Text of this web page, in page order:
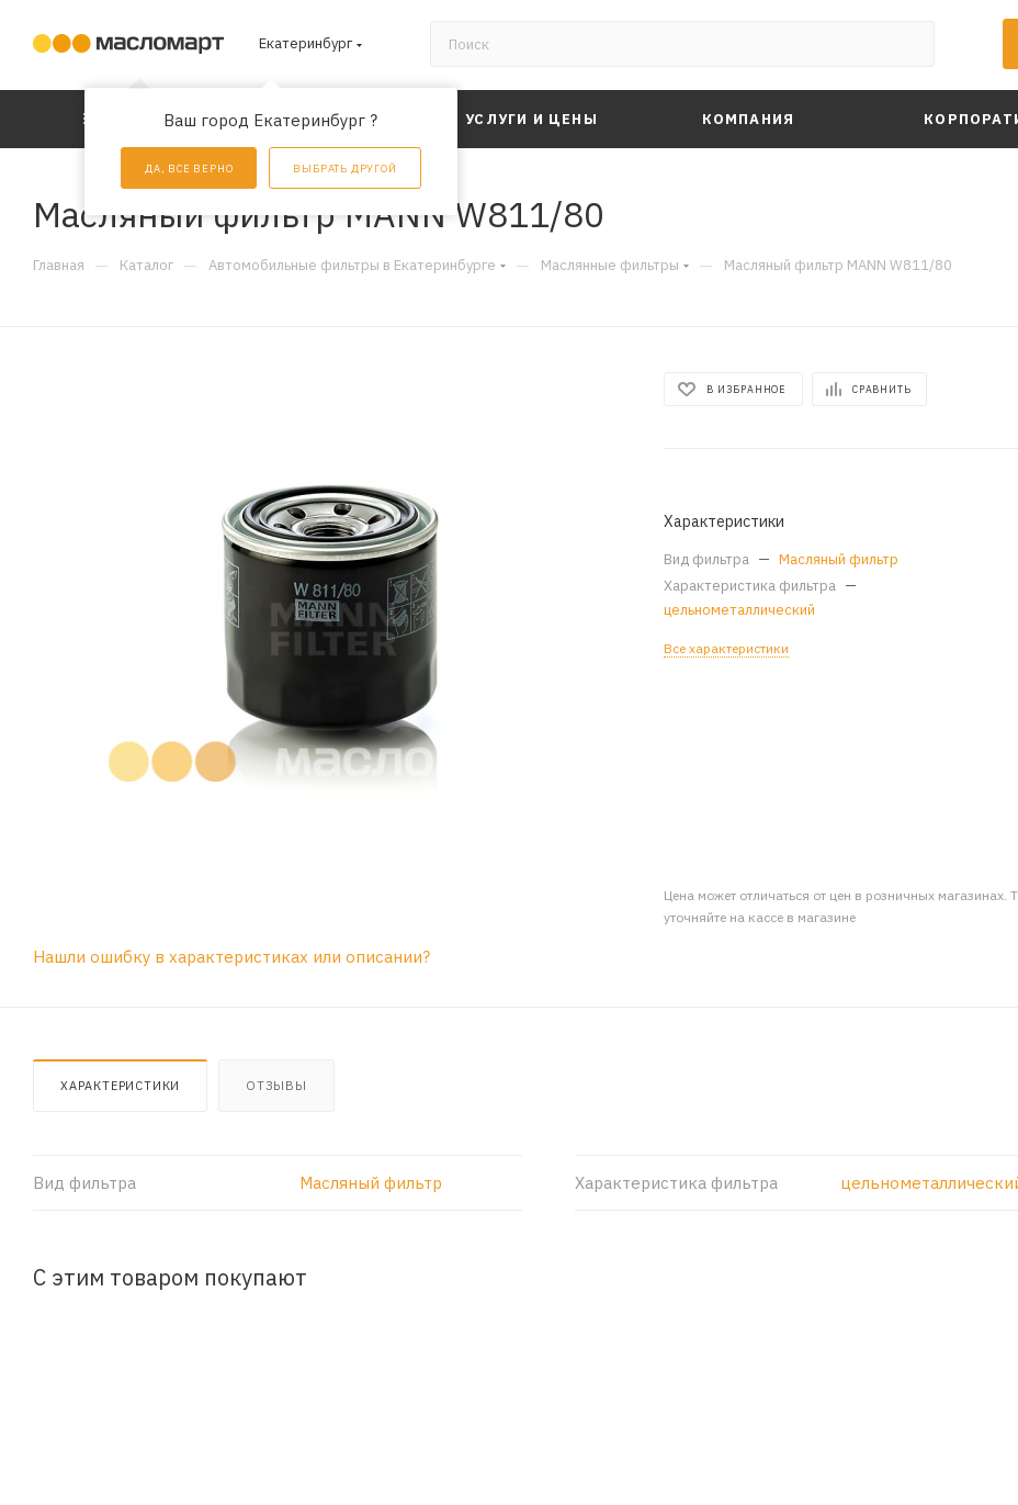
Екатеринбург
Ваш город Екатеринбург ?
ДА, ВСЕ ВЕРНО ВЫБРАТЬ ДРУГОЙ
КАТАЛОГ АКЦИИ УСЛУГИ И ЦЕНЫ КОМПАНИЯ
Масляный фильтр MANN W811/80
Главная — Каталог — Автомобильные фильтры в Екатеринбурге — Маслянные фильтры — Масляный фильтр MANN W811/80
В ИЗБРАННОЕ СРАВНИТЬ
Характеристики
Вид фильтра — Масляный фильтр
Характеристика фильтра —
цельнометаллический
Все характеристики
Цена может отличаться от цен в розничных
уточняйте на кассе в магазине
Нашли ошибку в характеристиках или описании?
ХАРАКТЕРИСТИКИ ОТЗЫВЫ
Вид фильтра Масляный фильтр Характеристика фильтра
С этим товаром покупают